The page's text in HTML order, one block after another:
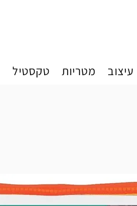
עיצוב מטריות טקסטיל